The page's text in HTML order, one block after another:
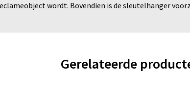
wordt. Bovendien is de sleutelhanger
Gerelateerde